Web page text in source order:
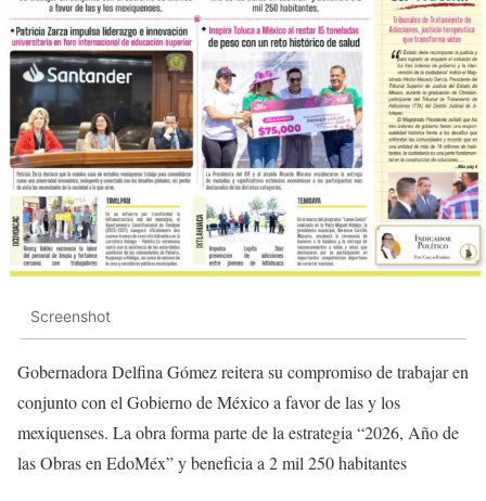
Screenshot
Gobernadora Delfina Gómez reitera su compromiso de trabajar en
conjunto con el Gobierno de México a favor de las y los
mexiquenses. La obra forma parte de la estrategia “2026, Año de
las Obras en EdoMéx” y beneficia a 2 mil 250 habitantes